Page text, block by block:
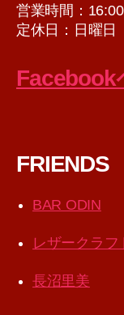
営業時間：
定休日：日曜日
Facebook
FRIENDS
BAR ODIN
レザークラフ
長沼里美